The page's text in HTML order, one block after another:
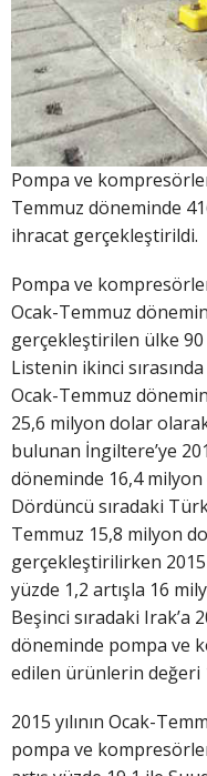
Pompa ve
Temmuz döneminde
ihracat gerçekleştirildi.
Pompa ve
Ocak-Temmuz
gerçekleştirilen ülke
Listenin ikinci sırasında
Ocak-Temmuz
25,6 milyon dolar
bulunan İngiltere’ye
döneminde 16,4
Dördüncü sıradaki
Temmuz 15,8 milyon
gerçekleştirilirken 2015
yüzde 1,2 artışla 16
Beşinci sıradaki Irak’a
döneminde pompa ve
edilen ürünlerin değeri
2015 yılının Ocak-
pompa ve